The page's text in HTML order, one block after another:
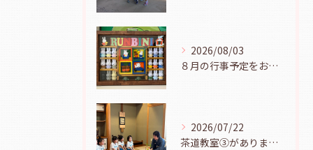
2026/08/03
８月の行事予定をお知らせします
2026/07/22
茶道教室③がありました（年長児、７月２１日）